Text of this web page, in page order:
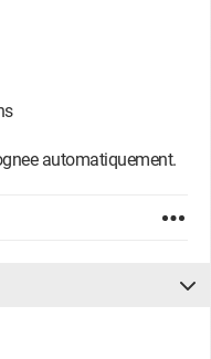
automatiquement.